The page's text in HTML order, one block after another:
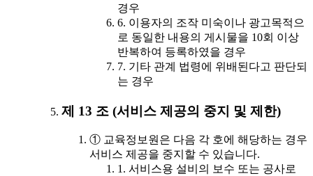
경우
6. 이용자의 조작 미숙이나 광고목적으
로 동일한 내용의 게시물을 10회 이상
반복하여 등록하였을 경우
7. 기타 관계 법령에 위배된다고 판단되
는 경우
제 13 조 (서비스 제공의 중지 및 제한)
① 교육정보원은 다음 각 호에 해당하는 경우
서비스 제공을 중지할 수 있습니다.
1. 서비스용 설비의 보수 또는 공사로